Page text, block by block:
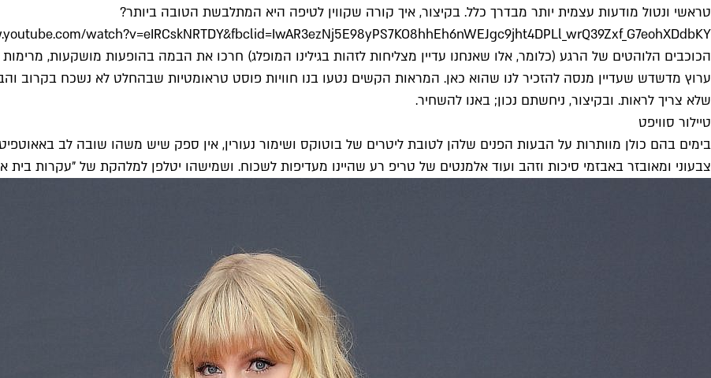
טראשי ונטול מודעות עצמית יותר מבדרך כלל. בקיצור, איך קורה שקווין לטיפה היא המתלבשת הטובה ביותר?
watch?v=eIRCskNRTDY&fbclid=IwAR3ezNj5E98yPS7KO8hhEh6nWEJgc9jht4DPLl_wrQ39Zxf_G7eohXDdbKY
הכוכבים הלוהטים של הרגע (כלומר, אלו שאנחנו עדיין מצליחות לזהות בגילינו המופלג) חרכו את הבמה בהופעות מושקעות, מרימות
שלא צריך לראות. ובקיצור, ניחשתם נכון; באנו להשחיר.
טיילור סוויפט
בימים בהם כולן מוותרות על הבעות הפנים שלהן לטובת ליטרים של בוטוקס ושימור נעורין, אין ספק שיש משהו שובה לב
צבעוני ומאובזר באבזמי סיכות וזהב ועוד אלמנטים של טריפ רע שהיינו מעדיפות לשכוח. ושמישהו יטלפן למלהקת של "עקרות בית